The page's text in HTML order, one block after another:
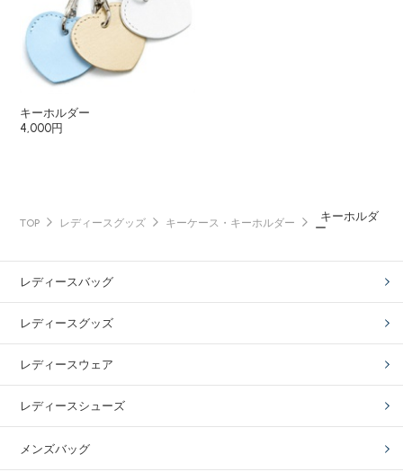
キーホルダー
4,000円
TOP レディースグッズ キーケース・キーホルダー
キーホルダ
ー
レディースバッグ
レディースグッズ
レディースウェア
レディースシューズ
メンズバッグ